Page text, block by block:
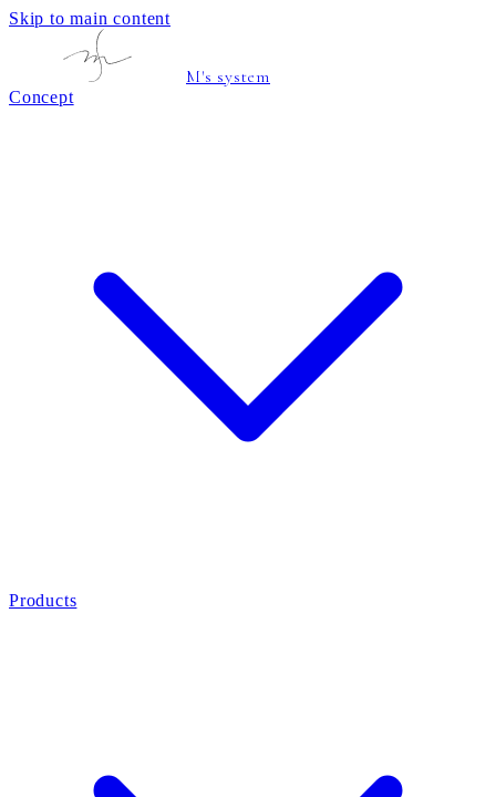
Skip to main content
M's system
Concept
Products